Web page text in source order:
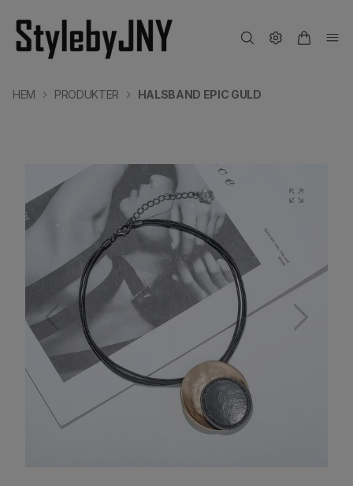
HEM PRODUKTER HALSBAND EPIC GULD